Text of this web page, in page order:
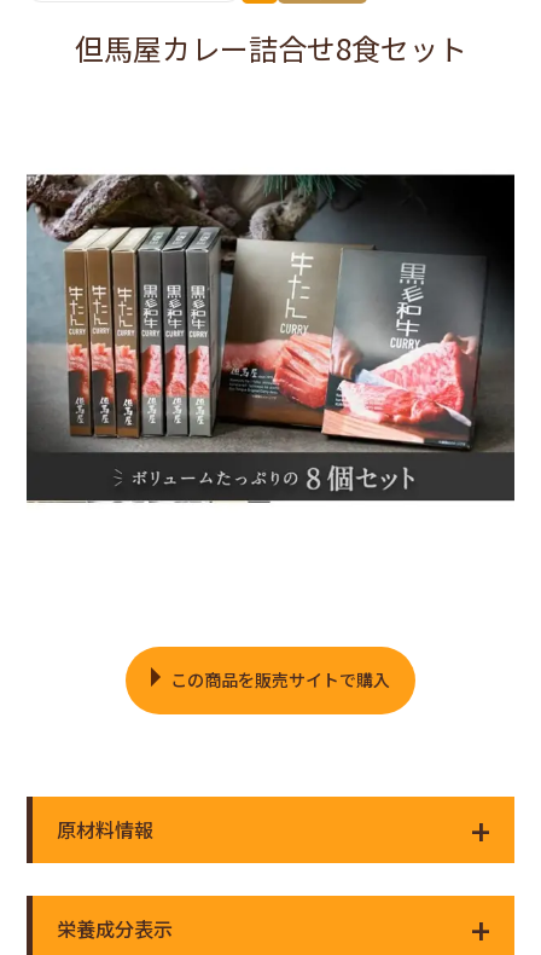
但馬屋カレー詰合せ8食セット
この商品を販売サイトで購入
原材料情報
栄養成分表示